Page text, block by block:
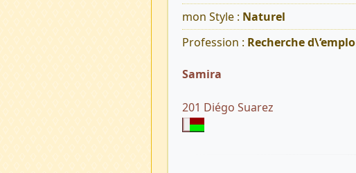
mon Style : Naturel
Profession : Recherche
Samira
201 Diégo Suarez